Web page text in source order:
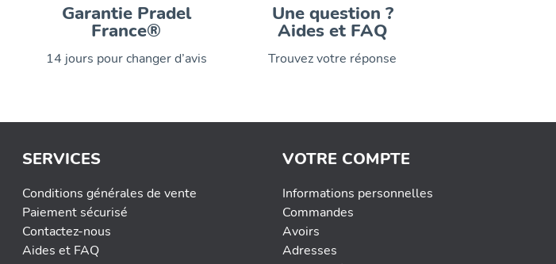
Garantie Pradel
France®
14 jours pour changer d’avis
Une question ?
Aides et FAQ
Trouvez votre réponse
SERVICES
Conditions générales de vente
Paiement sécurisé
Contactez-nous
Aides et FAQ
VOTRE COMPTE
Informations personnelles
Commandes
Avoirs
Adresses